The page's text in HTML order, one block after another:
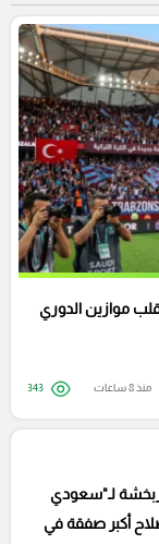
موازين الدوري
منذ 8 ساعات 343
لـ"سعودي
أكبر صفقة في